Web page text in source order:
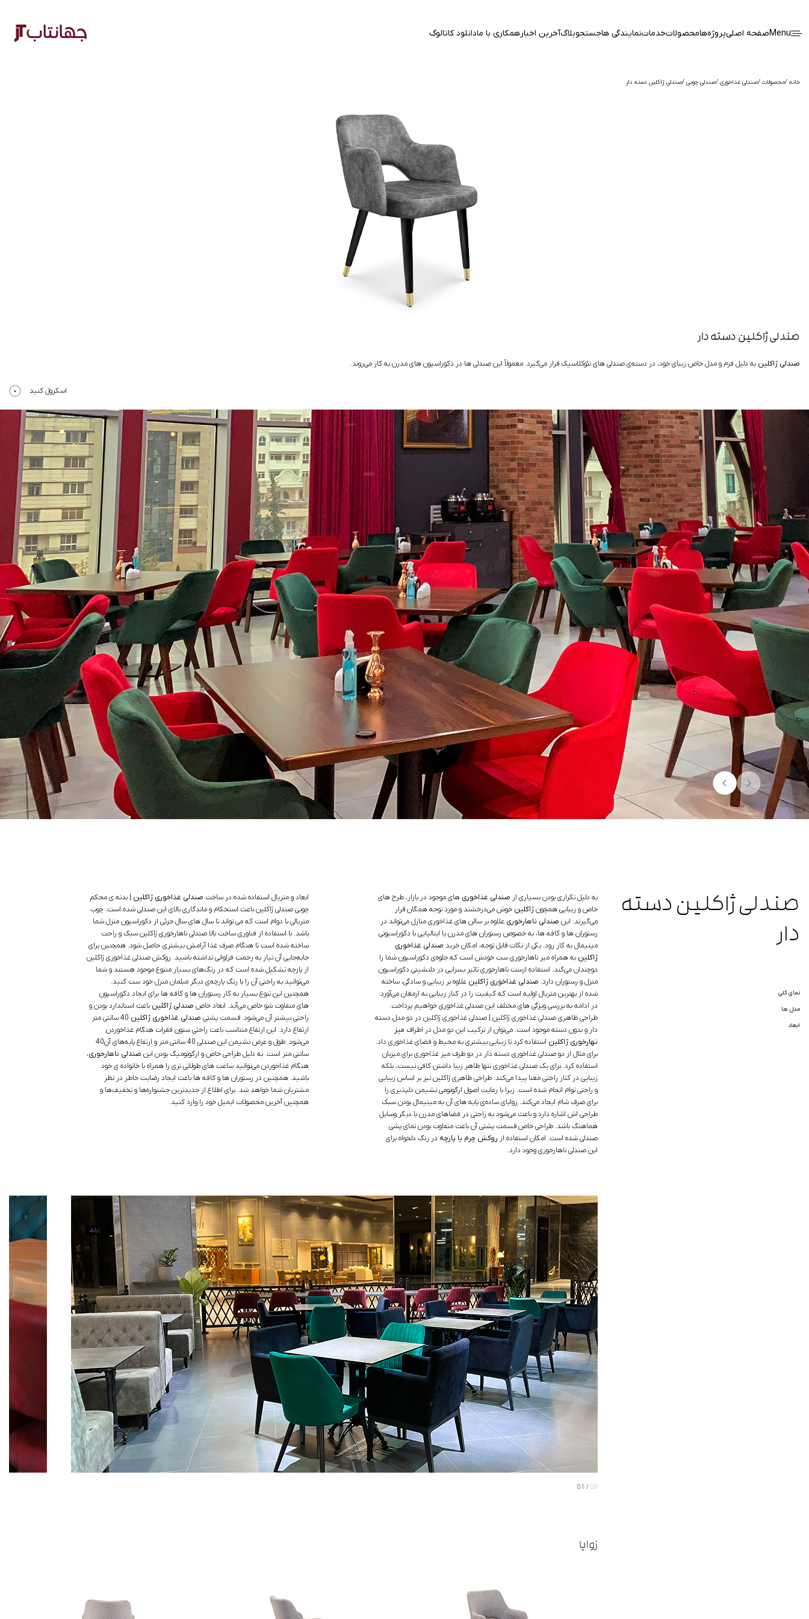
Menuصفحه اصلیپروژه‌هامحصولاتخدماتنمایندگی هاجستجوبلاگآخرین اخبارهمکاری با مادانلود کاتالوگ
خانه محصولات صندلی غذاخوری صندلی چوبی صندلی ژاکلین دسته دار
صندلی ژاکلین دسته دار
صندلی ژاکلین به دلیل فرم و مدل خاص زیبای خود، در دسته‌ی صندلی های نئوکلاسیک قرار می‌گیرد. معمولاً این صندلی ها در دکوراسیون های مدرن به کار می‌روند.
اسکرول کنید
صندلی ژاکلین دسته
دار
نمای کلی
مدل ها
ابعاد
به دلیل تکراری بودن بسیاری از صندلی غذاخوری های موجود در بازار، طرح های
خاص و زیبایی همچونژاکلین خوش می‌درخشند و مورد توجه همگان قرار
می‌گیرند. این صندلی ناهارخوری علاوه بر سالن های غذاخوری منازل می‌تواند در
رستوران ها و کافه ها، به خصوص رستوران های مدرن یا ایتالیایی با دکوراسیونی
مینیمال به کار رود. یکی از نکات قابل توجه، امکان خرید صندلی غذاخوری
ژاکلین به همراه میز ناهارخوری ست خودش است که جلوه‌ی دکوراسیون شما را
دوچندان می‌کند. استفاده ازست ناهارخوری تاثیر بسزایی در دلنشینی دکوراسیون
منزل و رستوران دارد. صندلی غذاخوری ژاکلین علاوه بر زیبایی و سادگی، ساخته
شده از بهترین متریال اولیه است که کیفیت را در کنار زیبایی به ارمغان می‌آورد.
در ادامه به بررسی ویژگی های مختلف این صندلی غذاخوری خواهیم پرداخت.
طراحی ظاهری صندلی غذاخوری ژاکلین | صندلی غذاخوری ژاکلین در دو مدل دسته
دار و بدون دسته موجود است. می‌توان از ترکیب این دو مدل در اطراف میز
نهارخوری ژاکلین استفاده کرد تا زیبایی بیشتری به محیط و فضای غذاخوری داد.
برای مثال از دو صندلی غذاخوری دسته دار در دو طرف میز غذاخوری برای میزبان
استفاده کرد. برای یک صندلی غذاخوری تنها ظاهر زیبا داشتن کافی نیست، بلکه
زیبایی در کنار راحتی معنا پیدا می‌کند. طراحی ظاهری ژاکلین نیز بر اساس زیبایی
و راحتی توام انجام شده است. زیرا با رعایت اصول ارگونومی نشیمن دلپذیری را
برای صرف شام ایجاد می‌کند. زوایای ساده‌ی پایه های آن به مینیمال بودن سبک
طراحی اش اشاره دارد و باعث می‌شود به راحتی در فضاهای مدرن با دیگر وسایل
هماهنگ باشد. طراحی خاص قسمت پشتی آن باعث متفاوت بودن نمای پشی
صندلی شده است. امکان استفاده از روکش چرم یا پارچه در رنگ دلخواه برای
این صندلی ناهارخوری وجود دارد.
ابعاد و متریال استفاده شده در ساخت صندلی غذاخوری ژاکلین | بدنه ی محکم
چوبی صندلی ژاکلین باعث استحکام و ماندگاری بالای این صندلی شده است. چوب
متریالی با دوام است که می تواند تا سال های سال جزئی از دکوراسیون منزل شما
باشد. با استفاده از فناوری ساخت بالا صندلی ناهارخوری ژاکلین سبک و راحت
ساخته شده است تا هنگام صرف غذا آرامش بیشتری حاصل شود. همچنین برای
جابه‌جایی آن نیاز به زحمت فراوانی نداشته باشید. روکش صندلی غذاخوری ژاکلین
از پارچه تشکیل شده است که در رنگ‌های بسیار متنوع موجود هستند و شما
می‌توانید به راحتی آن را با رنگ پارچه‌ی دیگر مبلمان منزل خود ست کنید.
همچنین این تنوع بسیار به کار رستوران ها و کافه ها برای ایجاد دکوراسیون
های متفاوت شو خاص می‌آید. ابعاد خاص صندلی ژاکلین باعث استاندارد بودن و
راحتی بیشتر آن می‌شود. قسمت پشتی صندلی غذاخوری ژاکلین
40 سانتی متر
ارتفاع دارد. این ارتفاع متناسب باعث راحتی ستون فقرات هنگام غذاخوردن
می‌شود. طول و عرض نشیمن این صندلی 40 سانتی متر و ارتفاع پایه‌های آن40
سانتی متر است. به دلیل طراحی خاص و ارگونومیگ بودن این صندلی ناهارخوری،
هنگام غذاخوردن می‌توانید ساعت های طولانی تری را همراه با خانواده ی خود
باشید. همچنین در رستوران ها و کافه ها باعث ایجاد رضایت خاطر در نظر
مشتریان شما خواهد شد. برای اطلاع از جدیدترین جشنواره‌ها و تخفیف‌ها و
همچنین آخرین محصولات ایمیل خود را وارد کنید.
01 03
زوایا